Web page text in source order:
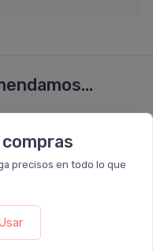
precisos en todo lo que